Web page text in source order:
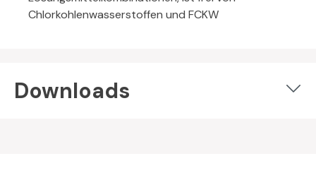
Chlorkohlenwasserstoffen und FCKW
Downloads